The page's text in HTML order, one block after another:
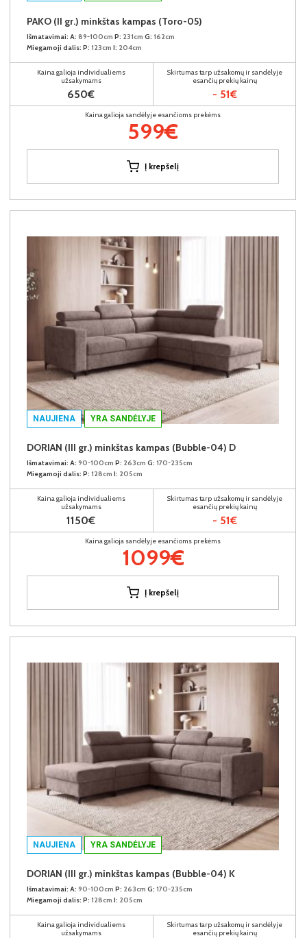
PAKO (II gr.) minkštas kampas (Toro-05)
Išmatavimai: A: 89-100cm P: 231cm G: 162cm
Miegamoji dalis: P: 123cm I: 204cm
Kaina galioja individualiems
užsakymams
650€
Skirtumas tarp užsakomų ir sandėlyje
esančių prekių kainų
- 51€
Kaina galioja sandėlyje esančioms prekėms
599€
Į krepšelį
NAUJIENA YRA SANDĖLYJE
DORIAN (III gr.) minkštas kampas (Bubble-04) D
Išmatavimai: A: 90-100cm P: 263cm G: 170-235cm
Miegamoji dalis: P: 128cm I: 205cm
Kaina galioja individualiems
užsakymams
1150€
Skirtumas tarp užsakomų ir sandėlyje
esančių prekių kainų
- 51€
Kaina galioja sandėlyje esančioms prekėms
1099€
Į krepšelį
NAUJIENA YRA SANDĖLYJE
DORIAN (III gr.) minkštas kampas (Bubble-04) K
Išmatavimai: A: 90-100cm P: 263cm G: 170-235cm
Miegamoji dalis: P: 128cm I: 205cm
Kaina galioja individualiems
užsakymams
Skirtumas tarp užsakomų ir sandėlyje
esančių prekių kainų